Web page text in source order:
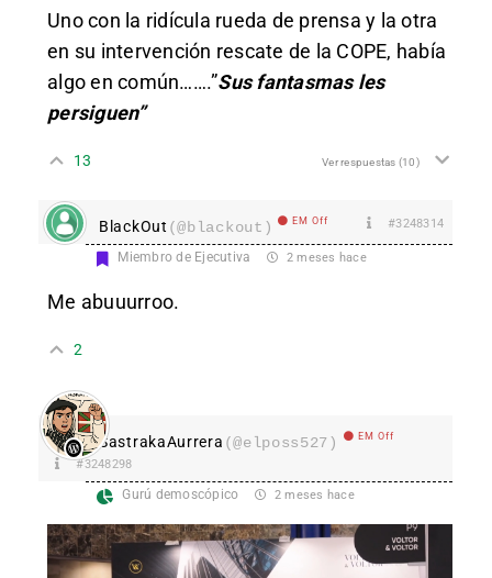
Uno con la ridícula rueda de prensa y la otra
en su intervención rescate de la COPE, había
algo en común…….”Sus fantasmas les
persiguen”
13 Ver respuestas (10)
BlackOut (@blackout) EM Off #3248314
Miembro de Ejecutiva 2 meses hace
Me abuuurroo.
2
SastrakaAurrera (@elposs527) EM Off
#3248298
Gurú demoscópico 2 meses hace